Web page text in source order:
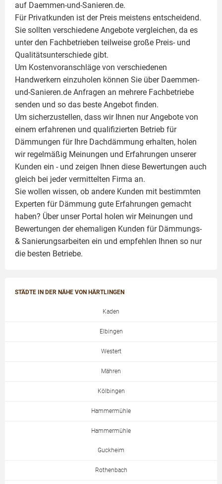
auf Daemmen-und-Sanieren.de.
Für Privatkunden ist der Preis meistens entscheidend.
Sie sollten verschiedene Angebote vergleichen, da es
unter den Fachbetrieben teilweise große Preis- und
Qualitätsunterschiede gibt.
Um Kostenvoranschläge von verschiedenen
Handwerkern einzuholen können Sie über Daemmen-
und-Sanieren.de Anfragen an mehrere Fachbetriebe
senden und so das beste Angebot finden.
Um sicherzustellen, dass wir Ihnen nur Angebote von
einem erfahrenen und qualifizierten Betrieb für
Dämmungen für Ihre Dachdämmung erhalten, holen
wir regelmäßig Meinungen und Erfahrungen unserer
Kunden ein - und zeigen Ihnen diese Bewertungen auch
gleich bei jeder vermittelten Firma an.
Sie wollen wissen, ob andere Kunden mit bestimmten
Experten für Dämmung gute Erfahrungen gemacht
haben? Über unser Portal holen wir Meinungen und
Bewertungen der ehemaligen Kunden für Dämmungs-
& Sanierungsarbeiten ein und empfehlen Ihnen so nur
die besten Betriebe.
STÄDTE IN DER NÄHE VON HÄRTLINGEN
Kaden
Elbingen
Westert
Mähren
Kölbingen
Hammermühle
Hammermühle
Guckheim
Rothenbach